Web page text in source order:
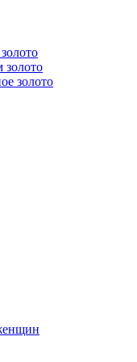
золото
золото